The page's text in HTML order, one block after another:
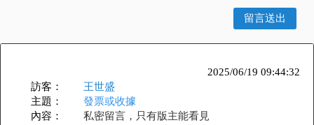
2025/06/19 09:44:32
訪客：
王世盛
主題：
發票或收據
內容：
私密留言，只有版主能看見